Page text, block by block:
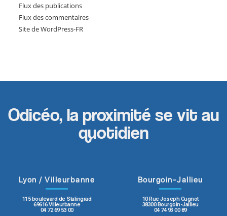
Flux des publications
Flux des commentaires
Site de WordPress-FR
Odicéo, la proximité se vit au
quotidien
Lyon / Villeurbanne
115 boulevard de Stalingrad
69616 Villeurbanne
04 72 69 53 00
Bourgoin-Jallieu
10 Rue Joseph Cugnot
38300 Bourgoin-Jallieu
04 74 93 00 89